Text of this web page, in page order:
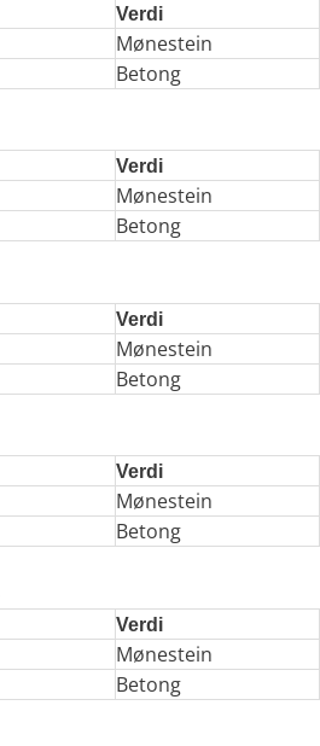
Verdi
Mønestein
Betong
Verdi
Mønestein
Betong
Verdi
Mønestein
Betong
Verdi
Mønestein
Betong
Verdi
Mønestein
Betong